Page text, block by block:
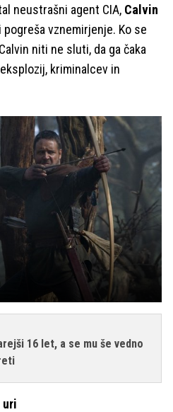
neustrašni agent CIA, Calvin
vznemirjenje. Ko se
niti ne sluti, da ga čaka
kriminalcev in
16 let, a se mu še vedno
uri